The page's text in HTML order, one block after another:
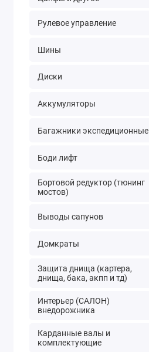
Рулевое управление
Шины
Диски
Аккумуляторы
Багажники экспедиционные
Боди лифт
Бортовой редуктор (тюнинг
мостов)
Выводы сапунов
Домкраты
Защита днища (картера,
днища, бака, акпп и тд)
Интерьер (САЛОН)
внедорожника
Карданные валы и
комплектующие